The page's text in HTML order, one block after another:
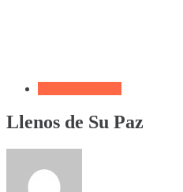
Llenos de Su Paz